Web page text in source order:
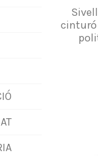
cinturó